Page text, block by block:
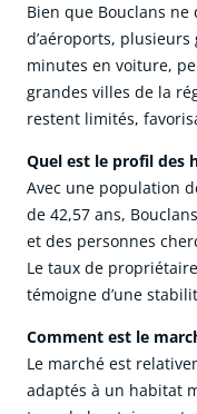
Bien que Bouclans
d’aéroports,
minutes en voiture,
grandes villes de la
restent limités,
Quel est le profil des
Avec une population
de 42,57 ans,
et des personnes
Le taux de
témoigne d’une
Comment est le
Le marché est
adaptés à un habitat